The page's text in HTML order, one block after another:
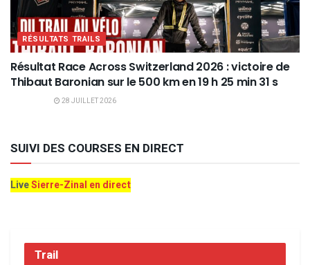
RÉSULTATS TRAILS
Résultat Race Across Switzerland 2026 : victoire de
Thibaut Baronian sur le 500 km en 19 h 25 min 31 s
28 JUILLET 2026
SUIVI DES COURSES EN DIRECT
LiveSierre-Zinal en direct
Trail